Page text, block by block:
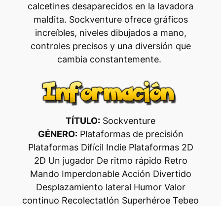
calcetines desaparecidos en la lavadora
maldita. Sockventure ofrece gráficos
increíbles, niveles dibujados a mano,
controles precisos y una diversión que
cambia constantemente.
TÍTULO: Sockventure
GÉNERO:Plataformas de precisión
Plataformas Difícil Indie Plataformas 2D
2D Un jugador De ritmo rápido Retro
Mando Imperdonable Acción Divertido
Desplazamiento lateral Humor Valor
continuo Recolectatlón Superhéroe Tebeo